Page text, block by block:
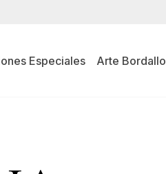
Especiales Arte Bordallo